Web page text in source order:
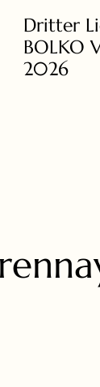
Dritter
BOLKO
2026